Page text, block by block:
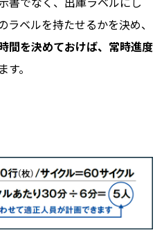
ベルを持たせるかを決め、
間を決めておけば、常時進度
す。